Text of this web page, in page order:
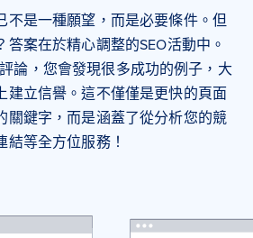
不是一種願望，而是必要條件。但
案在於精心調整的SEO活動中。
論，您會發現很多成功的例子，大
建立信譽。這不僅僅是更快的頁面
關鍵字，而是涵蓋了從分析您的競
等全方位服務！